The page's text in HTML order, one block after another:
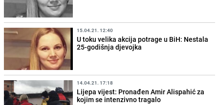
15.04.21. 12:40
U toku velika akcija potrage u BiH: Nestala
25-godišnja djevojka
14.04.21. 17:18
Lijepa vijest: Pronađen Amir Alispahić za
kojim se intenzivno tragalo